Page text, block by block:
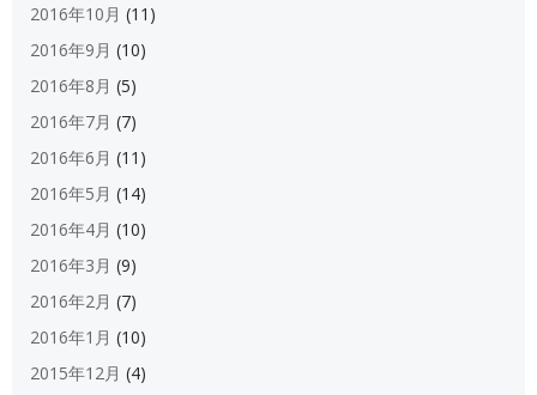
2016年10月 (11)
2016年9月 (10)
2016年8月 (5)
2016年7月 (7)
2016年6月 (11)
2016年5月 (14)
2016年4月 (10)
2016年3月 (9)
2016年2月 (7)
2016年1月 (10)
2015年12月 (4)